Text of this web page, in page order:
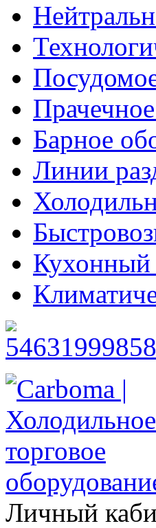
Барное
Линии
Кухонный
Личный